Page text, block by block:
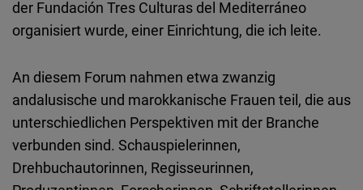
der Fundación Tres Culturas del Mediterráneo
organisiert wurde, einer Einrichtung, die ich leite.
An diesem Forum nahmen etwa zwanzig
andalusische und marokkanische Frauen teil, die aus
unterschiedlichen Perspektiven mit der Branche
verbunden sind. Schauspielerinnen,
Drehbuchautorinnen, Regisseurinnen,